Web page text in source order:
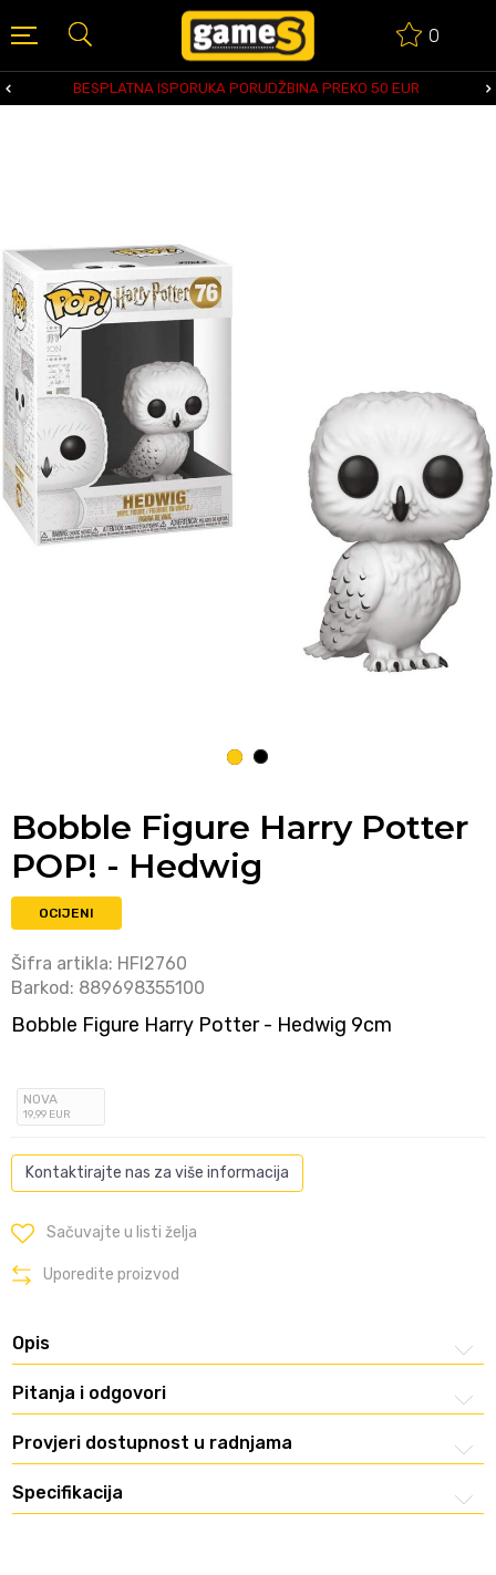
0
BESPLATNA ISPORUKA PORUDŽBINA PREKO 50 EUR
1 2
Bobble Figure Harry Potter
POP! - Hedwig
OCIJENI
Šifra artikla: HFI2760
Barkod: 889698355100
Bobble Figure Harry Potter - Hedwig 9cm
NOVA
19,99 EUR
Kontaktirajte nas za više informacija
Sačuvajte u listi želja
Uporedite proizvod
Opis
Pitanja i odgovori
Provjeri dostupnost u radnjama
Specifikacija